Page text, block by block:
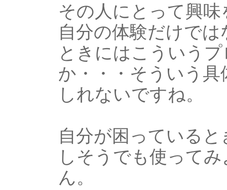
その人にとって興
自分の体験だけで
ときにはこういう
か・・・そういう
しれないですね。
自分が困っている
しそうでも使って
ん。